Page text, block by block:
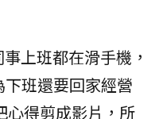
上班都在滑手機，
班還要回家經營
心得剪成影片，所